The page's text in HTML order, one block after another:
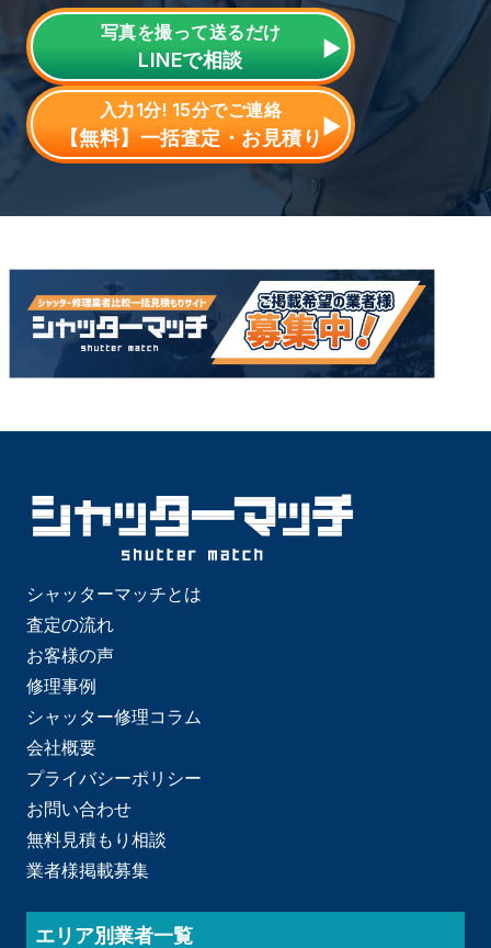
写真を撮って送るだけ
LINEで相談
入力1分! 15分でご連絡
【無料】一括査定・お見積り
シャッターマッチとは
査定の流れ
お客様の声
修理事例
シャッター修理コラム
会社概要
プライバシーポリシー
お問い合わせ
無料見積もり相談
業者様掲載募集
エリア別業者一覧